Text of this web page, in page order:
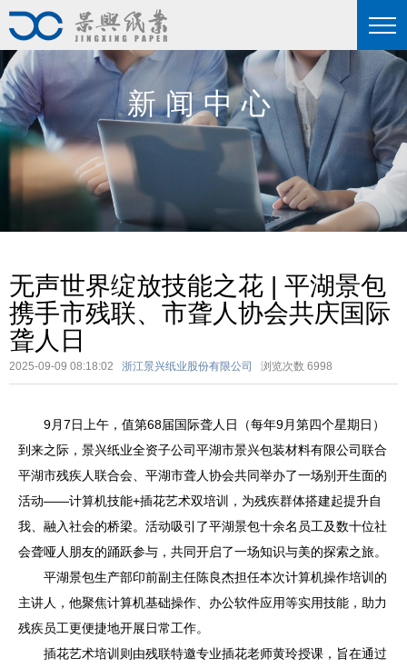
新闻中心
无声世界绽放技能之花 | 平湖景包
携手市残联、市聋人协会共庆国际
聋人日
2025-09-09 08:18:02 浙江景兴纸业股份有限公司 浏览次数 6998
9月7日上午，值第68届国际聋人日（每年9月第四个星期日）
到来之际，景兴纸业全资子公司平湖市景兴包装材料有限公司联合
平湖市残疾人联合会、平湖市聋人协会共同举办了一场别开生面的
活动——计算机技能+插花艺术双培训，为残疾群体搭建起提升自
我、融入社会的桥梁。活动吸引了平湖景包十余名员工及数十位社
会聋哑人朋友的踊跃参与，共同开启了一场知识与美的探索之旅。
平湖景包生产部印前副主任陈良杰担任本次计算机操作培训的
主讲人，他聚焦计算机基础操作、办公软件应用等实用技能，助力
残疾员工更便捷地开展日常工作。
插花艺术培训则由残联特邀专业插花老师黄玲授课，旨在通过